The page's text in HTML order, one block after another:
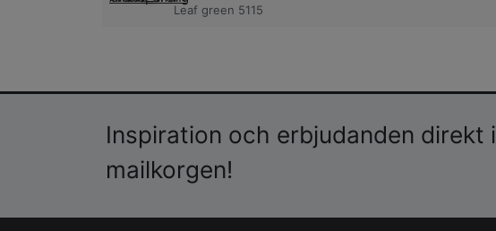
Leaf green 5115
Inspiration och erbjudanden direkt i
mailkorgen!